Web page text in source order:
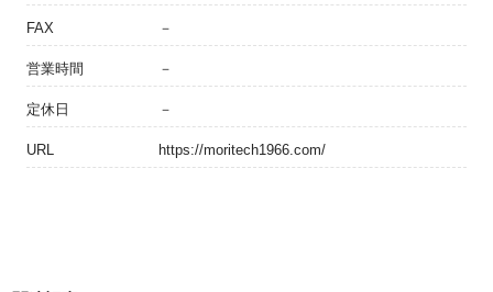
FAX －
営業時間 －
定休日 －
URL https://moritech1966.com/